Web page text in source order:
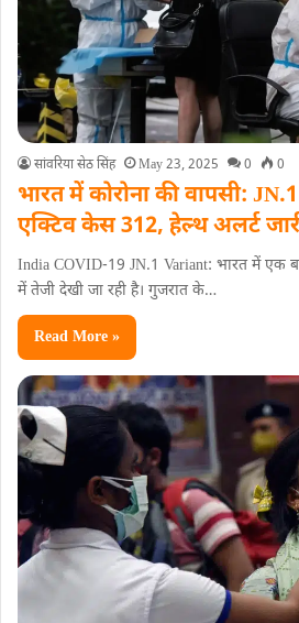
सांवरिया सेठ सिंह May 23, 2025 0 0
भारत में कोरोना की वापसी:
एक्टिव केस 312, हेल्थ अलर्ट
India COVID-19 JN.1 Variant: भारत में एक
में तेजी देखी जा रही है। गुजरात के…
Read More »